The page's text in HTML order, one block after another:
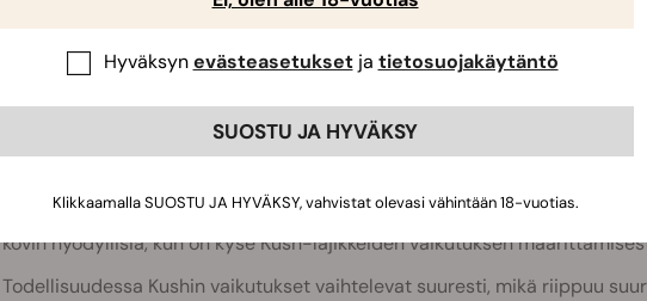
coffeeshoppiin tai selaat mitä tahansa online-siemenpankkia, näet
tehdessäsi valintaasi.
Kush-lajikkeiden vaikutukset
Puhtaana indica-lajikkeena Kush on antanut monille hybrideille
Kuitenkin toisena vanhempana käytetystä lajikkeesta riippuen
sativan puolelle. Tästä syystä nämä nimikkeet, jotka viittaavat vain eri
kovin hyödyllisiä, kun on kyse Kush-lajikkeiden vaikutuksen
Todellisuudessa Kushin vaikutukset vaihtelevat suuresti, mikä riippuu
Hyväksynevästeasetuksetja tietosuojakäytäntö
SUOSTU JA HYVÄKSY
Klikkaamalla SUOSTU JA HYVÄKSY, vahvistat olevasi vähintään 18-vuotias.